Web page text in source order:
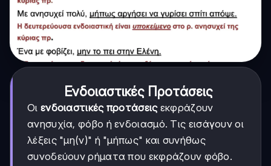
Ενδοιαστικές Προτάσεις
Οι ενδοιαστικές προτάσειςεκφράζουν
ανησυχία, φόβο ή ενδοιασμό. Τις εισάγουν οι
λέξεις "μη(ν)" ή "μήπως" και συνήθως
συνοδεύουν ρήματα που εκφράζουν φόβο.